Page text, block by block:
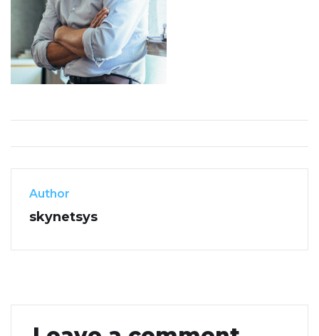
Author
skynetsys